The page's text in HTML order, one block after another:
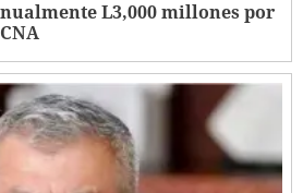
L3,000 millones por